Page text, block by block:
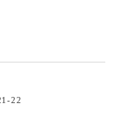
22